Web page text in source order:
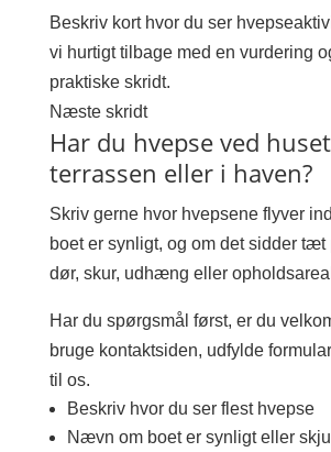
Beskriv kort hvor du ser
vi hurtigt tilbage med en vurdering
praktiske skridt.
Næste skridt
Har du hvepse ved
terrassen eller i haven?
Skriv gerne hvor hvepsene flyver
boet er synligt, og om det sidder tæt
dør, skur, udhæng eller
Har du spørgsmål først, er du
bruge kontaktsiden, udfylde
til os.
Beskriv hvor du ser flest hvepse
Nævn om boet er synligt eller